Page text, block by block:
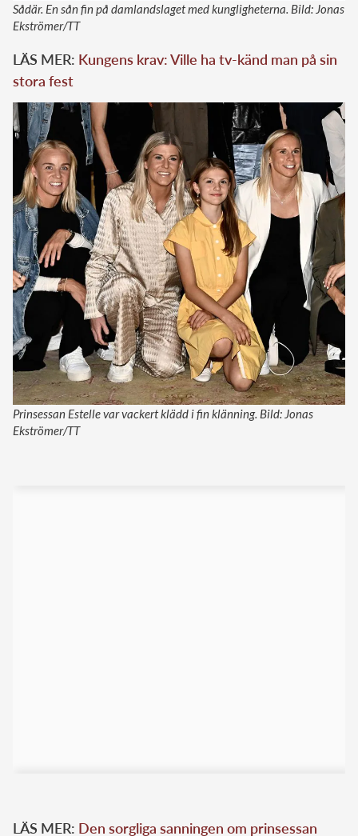
Sådär. En sån fin på damlandslaget med kungligheterna. Bild: Jonas
Ekströmer/TT
LÄS MER: Kungens krav: Ville ha tv-känd man på sin
stora fest
Prinsessan Estelle var vackert klädd i fin klänning. Bild: Jonas
Ekströmer/TT
LÄS MER: Den sorgliga sanningen om prinsessan